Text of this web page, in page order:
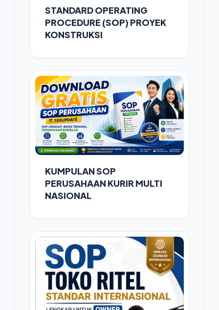
STANDARD OPERATING
PROCEDURE (SOP) PROYEK
KONSTRUKSI
KUMPULAN SOP
PERUSAHAAN KURIR MULTI
NASIONAL